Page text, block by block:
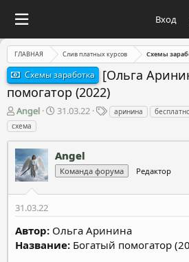
Вход
ГЛАВНАЯ Слив платных курсов Схемы
Схемы заработка
[Ольга
помогатор (2022)
А
в
т
о
р
т
е
м
ы
Angel
Д
н
а
а
31.03.22
Таринина
схема
Angel
Команда форума Редактор
31.03.22
Автор: Ольга Аринина
Название: Богатый помогатор